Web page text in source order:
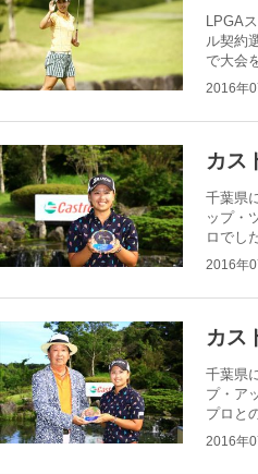
LPGA
ル契約
で大会
2016年
カス
千葉県
ップ・
ロで
2016年
カス
千葉県
プ・ア
プロと
2016年